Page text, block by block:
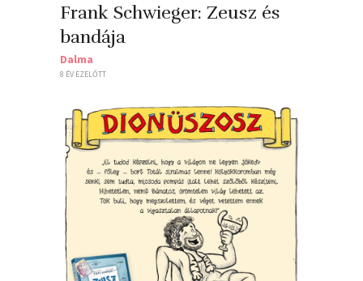
Frank Schwieger: Zeusz ​és
bandája
Dalma
8 ÉV EZELŐTT